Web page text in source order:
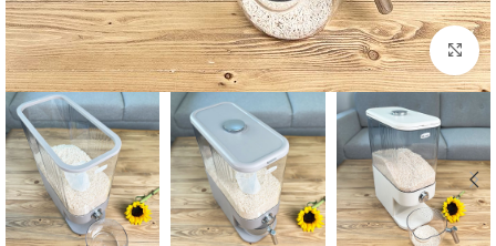
بزرگنمایی تصویر